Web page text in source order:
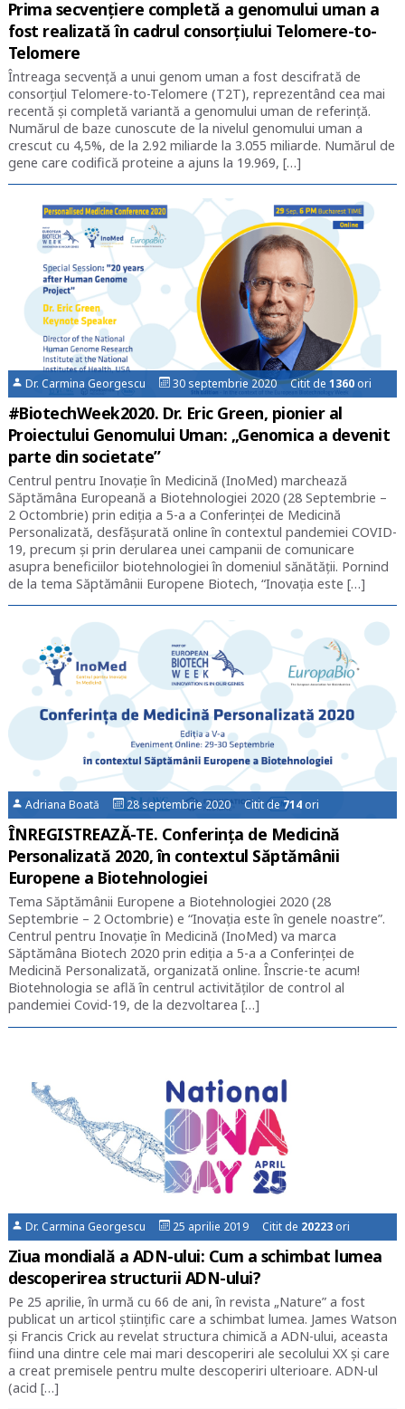
Prima secvențiere completă a genomului uman a
fost realizată în cadrul consorțiului Telomere-to-
Telomere
Întreaga secvenţă a unui genom uman a fost descifrată de
consorţiul Telomere-to-Telomere (T2T), reprezentând cea mai
recentă şi completă variantă a genomului uman de referinţă.
Numărul de baze cunoscute de la nivelul genomului uman a
crescut cu 4,5%, de la 2.92 miliarde la 3.055 miliarde. Numărul de
gene care codifică proteine a ajuns la 19.969, […]
Dr. Carmina Georgescu 30 septembrie 2020 Citit de1360 ori
#BiotechWeek2020. Dr. Eric Green, pionier al
Proiectului Genomului Uman: „Genomica a devenit
parte din societate”
Centrul pentru Inovație în Medicină (InoMed) marchează
Săptămâna Europeană a Biotehnologiei 2020 (28 Septembrie –
2 Octombrie) prin ediția a 5-a a Conferinței de Medicină
Personalizată, desfășurată online în contextul pandemiei COVID-
19, precum și prin derularea unei campanii de comunicare
asupra beneficiilor biotehnologiei în domeniul sănătății. Pornind
de la tema Săptămânii Europene Biotech, “Inovația este […]
Adriana Boată 28 septembrie 2020 Citit de714 ori
ÎNREGISTREAZĂ-TE. Conferința de Medicină
Personalizată 2020, în contextul Săptămânii
Europene a Biotehnologiei
Tema Săptămânii Europene a Biotehnologiei 2020 (28
Septembrie – 2 Octombrie) e “Inovația este în genele noastre”.
Centrul pentru Inovație în Medicină (InoMed) va marca
Săptămâna Biotech 2020 prin ediția a 5-a a Conferinței de
Medicină Personalizată, organizată online. Înscrie-te acum!
Biotehnologia se află în centrul activităților de control al
pandemiei Covid-19, de la dezvoltarea […]
Dr. Carmina Georgescu 25 aprilie 2019 Citit de 20223 ori
Ziua mondială a ADN-ului: Cum a schimbat lumea
descoperirea structurii ADN-ului?
Pe 25 aprilie, în urmă cu 66 de ani, în revista „Nature” a fost
publicat un articol științific care a schimbat lumea. James Watson
și Francis Crick au revelat structura chimică a ADN-ului, aceasta
fiind una dintre cele mai mari descoperiri ale secolului XX și care
a creat premisele pentru multe descoperiri ulterioare. ADN-ul
(acid […]